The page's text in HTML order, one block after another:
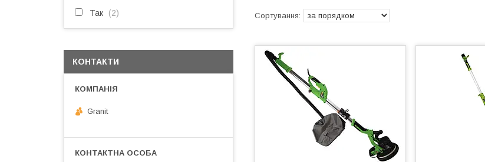
Так 2
КОНТАКТИ
Granit